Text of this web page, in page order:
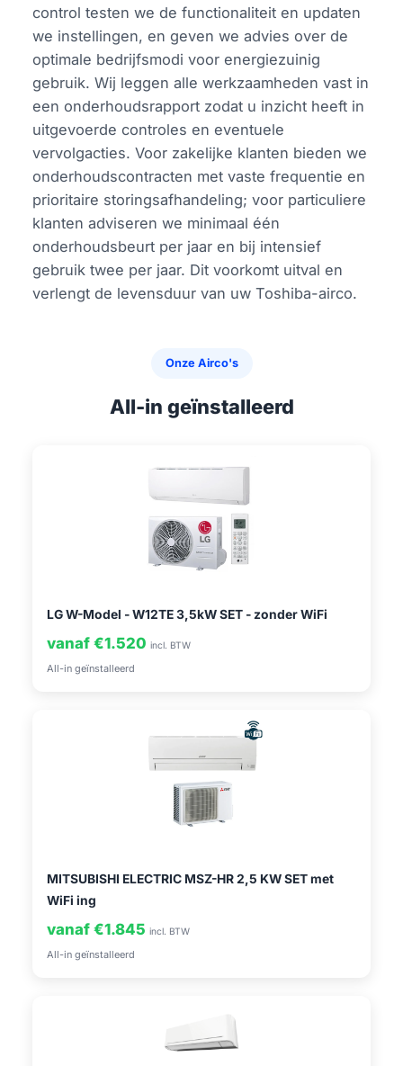
control testen we de functionaliteit en updaten
we instellingen, en geven we advies over de
optimale bedrijfsmodi voor energiezuinig
gebruik. Wij leggen alle werkzaamheden vast in
een onderhoudsrapport zodat u inzicht heeft in
uitgevoerde controles en eventuele
vervolgacties. Voor zakelijke klanten bieden we
onderhoudscontracten met vaste frequentie en
prioritaire storingsafhandeling; voor particuliere
klanten adviseren we minimaal één
onderhoudsbeurt per jaar en bij intensief
gebruik twee per jaar. Dit voorkomt uitval en
verlengt de levensduur van uw Toshiba-airco.
Onze Airco's
All-in geïnstalleerd
LG W-Model - W12TE 3,5kW SET - zonder WiFi
vanaf €1.520 incl. BTW
All-in geïnstalleerd
MITSUBISHI ELECTRIC MSZ-HR 2,5 KW SET met
WiFi ing
vanaf €1.845 incl. BTW
All-in geïnstalleerd